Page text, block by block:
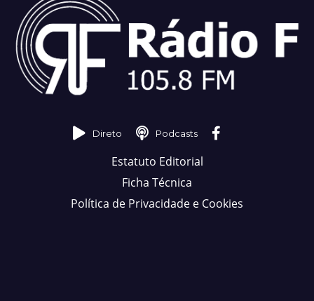
Direto Podcasts
Estatuto Editorial
Ficha Técnica
Política de Privacidade e Cookies